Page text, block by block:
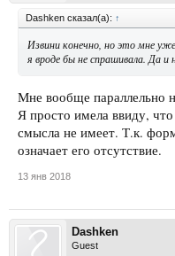
Dashken сказал(а): ↑
Извини конечно, но это мне
я вроде бы не спрашивала. Да и
Мне вообще параллельно
Я просто имела ввиду,
смысла не имеет. Т.к.
означает его отсутствие.
13 янв 2018
Dashken
Guest